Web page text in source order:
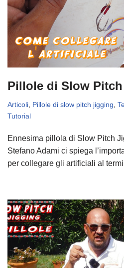
Pillole di Slow
Articoli Pillole di slow pitch jigging
Tutorial
Ennesima pillola di Slow Pitch
Stefano Adami ci spiega
per collegare gli artificiali al